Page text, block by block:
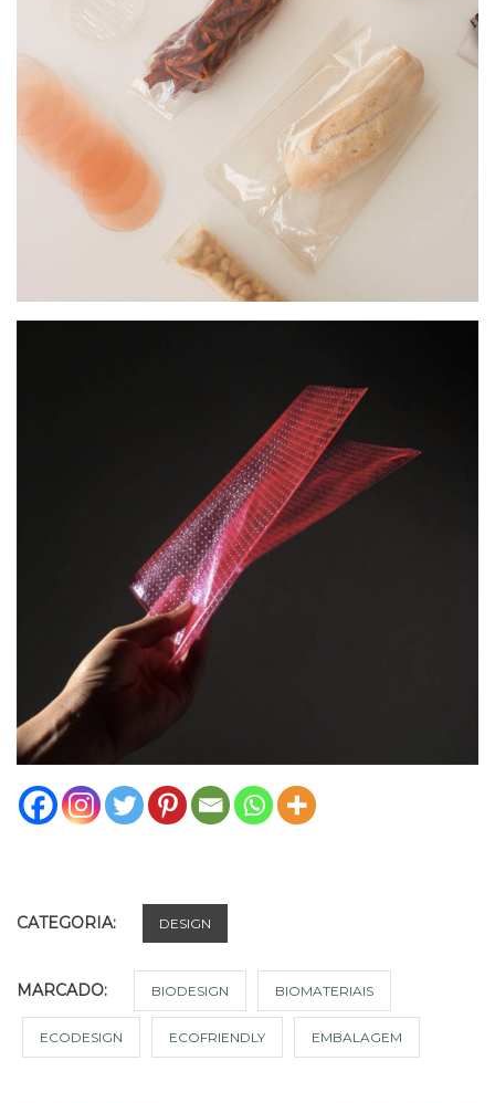
CATEGORIA: DESIGN
MARCADO: BIODESIGN BIOMATERIAIS
ECODESIGN ECOFRIENDLY EMBALAGEM